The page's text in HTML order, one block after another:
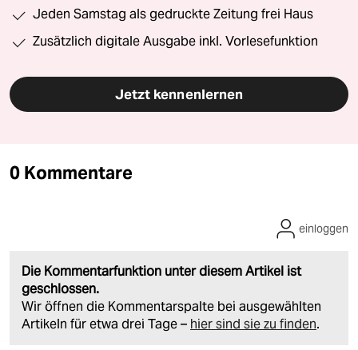
Jeden Samstag als gedruckte Zeitung frei Haus
Zusätzlich digitale Ausgabe inkl. Vorlesefunktion
Jetzt kennenlernen
0 Kommentare
Die Kommentarfunktion unter diesem Artikel ist
geschlossen.
Wir öffnen die Kommentarspalte bei ausgewählten
Artikeln für etwa drei Tage – hier sind sie zu finden.
einloggen